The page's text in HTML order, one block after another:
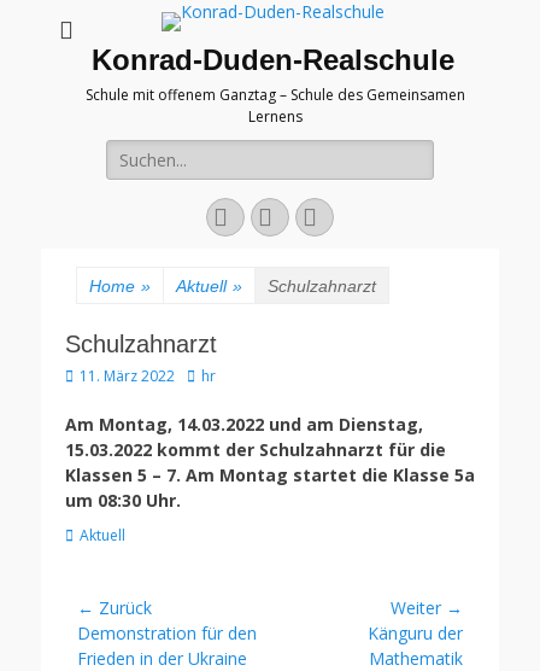
Konrad-Duden-Realschule
Schule mit offenem Ganztag – Schule des Gemeinsamen
Lernens
Suche
nach:
E-
Mail
YouTubeTelefon
Home » Aktuell » Schulzahnarzt
Schulzahnarzt
Veröffentlicht
11. März 2022 Autor
hr
Am Montag, 14.03.2022 und am Dienstag,
15.03.2022 kommt der Schulzahnarzt für die
Klassen 5 – 7. Am Montag startet die Klasse 5a
um 08:30 Uhr.
Kategorien
Aktuell
Beitragsnavigation
← Zurück
Vorheriger
Beitrag:
Demonstration für den
Frieden in der Ukraine
Weiter →
Känguru der
Mathematik